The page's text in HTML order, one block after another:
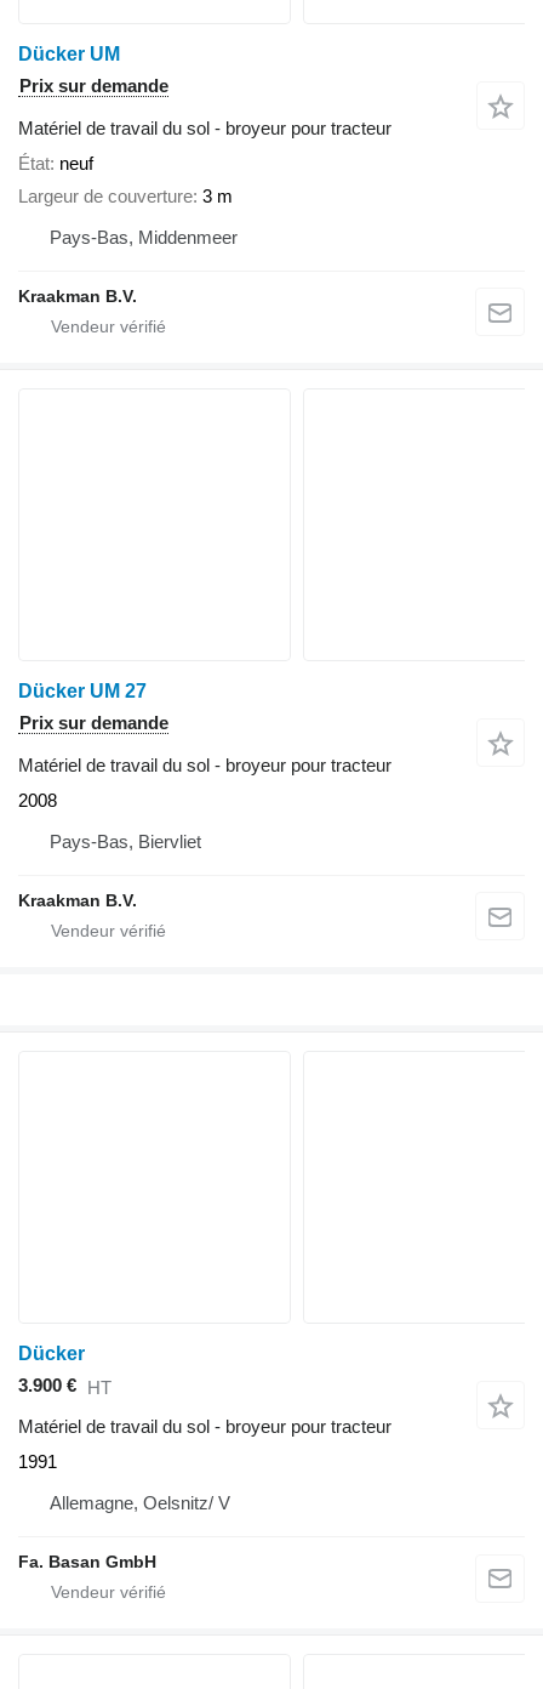
Dücker UM
Prix sur demande
Matériel de travail du sol - broyeur pour tracteur
État neuf
Largeur de couverture 3 m
Pays-Bas, Middenmeer
Kraakman B.V.
Dücker UM 27
Prix sur demande
Matériel de travail du sol - broyeur pour tracteur
2008
Pays-Bas, Biervliet
Kraakman B.V.
Dücker
3.900 € HT
Matériel de travail du sol - broyeur pour tracteur
1991
Allemagne, Oelsnitz/ V
Fa. Basan GmbH